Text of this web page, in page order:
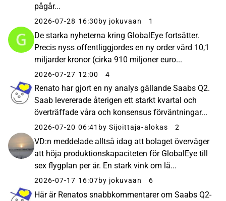
pågår...
2026-07-28 16:30 by jokuvaan 1
De starka nyheterna kring GlobalEye fortsätter.
Precis nyss offentliggjordes en ny order värd 10,1
miljarder kronor (cirka 910 miljoner euro...
2026-07-27 12:00 4
Renato har gjort en ny analys gällande Saabs Q2.
Saab levererade återigen ett starkt kvartal och
överträffade våra och konsensus förväntningar...
2026-07-20 06:41 by Sijoittaja-alokas 2
VD:n meddelade alltså idag att bolaget överväger
att höja produktionskapaciteten för GlobalEye till
sex flygplan per år. En stark vink om lä...
2026-07-17 16:07by jokuvaan 6
Här är Renatos snabbkommentarer om Saabs Q2-